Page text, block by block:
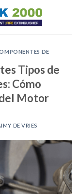
DE
Tipos de
Cómo
Motor
DE VRIES